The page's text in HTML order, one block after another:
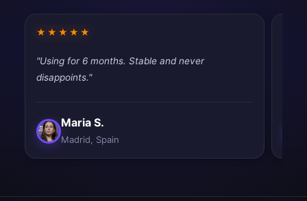
★★★★★
"Using for 6 months. Stable and never
disappoints."
Maria S.
Madrid, Spain